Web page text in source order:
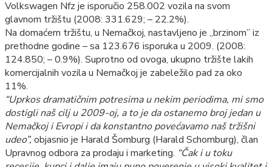
Volkswagen Nfz je isporučio 258.002 vozila na svom
glavnom tržištu (2008: 331.629; – 22.2%).
Na domaćem tržištu, u Nemačkoj, nastavljeno je „brzinom” iz
prethodne godine – sa 123.676 isporuka u 2009. (2008:
124.850; – 0.9%). Suprotno od ovoga, ukupno tržište lakih
komercijalnih vozila u Nemačkoj je zabeležilo pad za oko
11%.
“Uprkos dramatičnim potresima u nekim periodima, mi smo
dostigli naš cilj u 2009-oj, a to je da ostanemo broj jedan u
Nemačkoj i Evropi i da konstantno povećavamo naš tržišni
udeo”, objasnio je Harald Šomburg (Harald Schomburg), član
Upravnog odbora za prodaju i marketing. “Čak i u toku